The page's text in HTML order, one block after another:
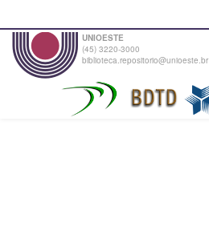
UNIOESTE
(45) 3220-3000
biblioteca.repositorio@unioeste.br